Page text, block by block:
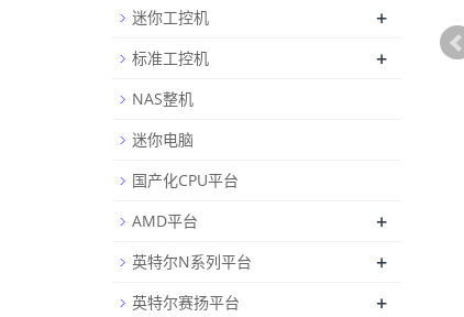
迷你工控机 +
标准工控机 +
NAS整机
迷你电脑
国产化CPU平台
AMD平台
+
英特尔N系列平台 +
英特尔赛扬平台 +